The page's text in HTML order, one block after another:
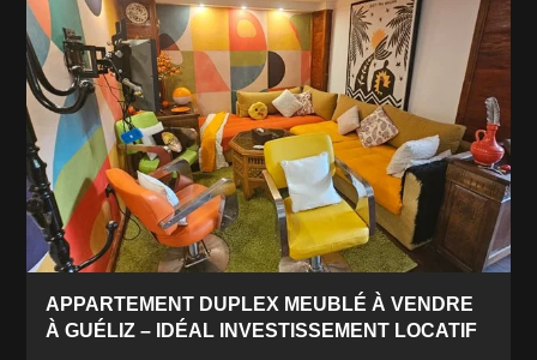
APPARTEMENT DUPLEX MEUBLÉ À VENDRE
À GUÉLIZ – IDÉAL INVESTISSEMENT LOCATIF